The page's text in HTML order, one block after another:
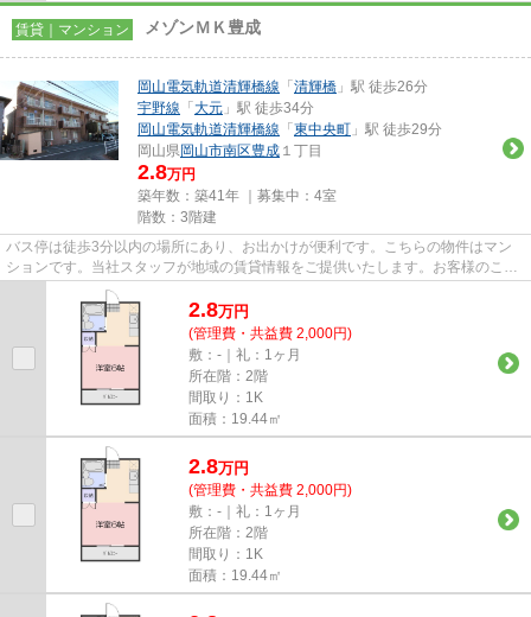
賃貸｜マンション メゾンＭＫ豊成
岡山電気軌道清輝橋線 「 清輝橋 」駅 徒歩26分
宇野線 「 大元 」駅 徒歩34分
岡山電気軌道清輝橋線 「 東中央町 」駅 徒歩29分
岡山県岡山市南区豊成 １丁目
2.8万円
築年数：築41年 ｜募集中： 4室
階数：3階建
バス停は徒歩3分以内の場所にあり、お出かけが便利です。こちらの物件はマン
ションです。当社スタッフが地域の賃貸情報をご提供いたします。お客様のこだ
わりやご要望などございました...
2.8万円
(管理費・共益費 2,000円)
敷：-｜礼：1ヶ月
所在階：2階
間取り：1K
面積：19.44㎡
2.8万円
(管理費・共益費 2,000円)
敷：-｜礼：1ヶ月
所在階：2階
間取り：1K
面積：19.44㎡